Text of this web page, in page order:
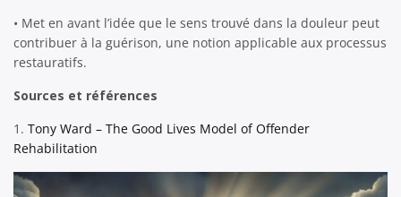
• Met en avant l’idée que le sens trouvé dans la douleur peut
contribuer à la guérison, une notion applicable aux processus
restauratifs.
Sources et références
1. Tony Ward – The Good Lives Model of Offender
Rehabilitation